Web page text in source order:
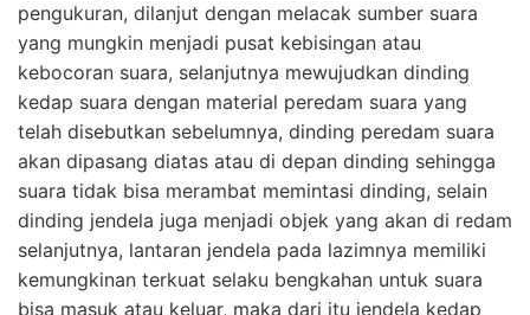
pengukuran, dilanjut dengan melacak sumber suara
yang mungkin menjadi pusat kebisingan atau
kebocoran suara, selanjutnya mewujudkan dinding
kedap suara dengan material peredam suara yang
telah disebutkan sebelumnya, dinding peredam suara
akan dipasang diatas atau di depan dinding sehingga
suara tidak bisa merambat memintasi dinding, selain
dinding jendela juga menjadi objek yang akan di redam
selanjutnya, lantaran jendela pada lazimnya memiliki
kemungkinan terkuat selaku bengkahan untuk suara
bisa masuk atau keluar, maka dari itu jendela kedap